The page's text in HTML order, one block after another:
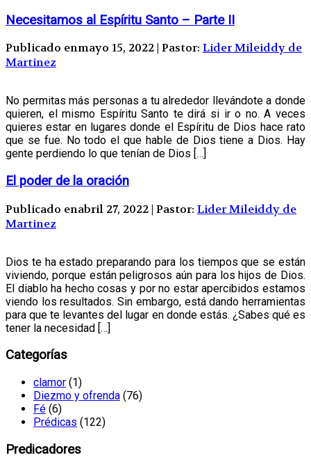
Necesitamos al Espíritu Santo – Parte II
Publicado enmayo 15, 2022 | Pastor: Lider Mileiddy de
Martinez
No permitas más personas a tu alrededor llevándote a donde
quieren, el mismo Espíritu Santo te dirá si ir o no. A veces
quieres estar en lugares donde el Espíritu de Dios hace rato
que se fue. No todo el que hable de Dios tiene a Dios. Hay
gente perdiendo lo que tenían de Dios […]
El poder de la oración
Publicado enabril 27, 2022 | Pastor: Lider Mileiddy de
Martinez
Dios te ha estado preparando para los tiempos que se están
viviendo, porque están peligrosos aún para los hijos de Dios.
El diablo ha hecho cosas y por no estar apercibidos estamos
viendo los resultados. Sin embargo, está dando herramientas
para que te levantes del lugar en donde estás. ¿Sabes qué es
tener la necesidad […]
Categorías
clamor (1)
Diezmo y ofrenda (76)
Fé (6)
Prédicas (122)
Predicadores